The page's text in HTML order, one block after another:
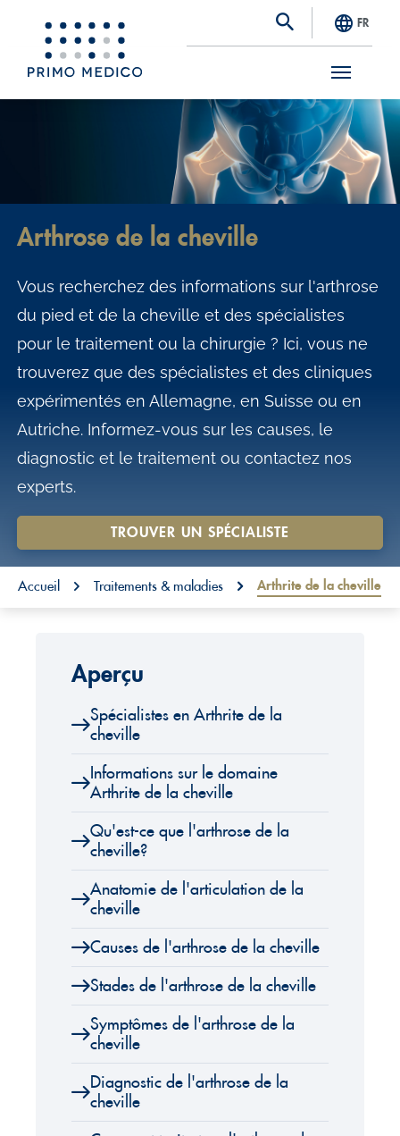
S
FR
Arthrose de la cheville
Vous recherchez des informations sur l'arthrose
du pied et de la cheville et des spécialistes
pour le traitement ou la chirurgie ? Ici, vous ne
trouverez que des spécialistes et des cliniques
expérimentés en Allemagne, en Suisse ou en
Autriche. Informez-vous sur les causes, le
diagnostic et le traitement ou contactez nos
experts.
TROUVER UN SPÉCIALISTE
You are here:
Accueil Traitements & maladies Arthrite de la cheville
Aperçu
Spécialistes en Arthrite de la
cheville
Informations sur le domaine
Arthrite de la cheville
Qu'est-ce que l'arthrose de la
cheville?
Anatomie de l'articulation de la
cheville
Causes de l'arthrose de la cheville
Stades de l'arthrose de la cheville
Symptômes de l'arthrose de la
cheville
Diagnostic de l'arthrose de la
cheville